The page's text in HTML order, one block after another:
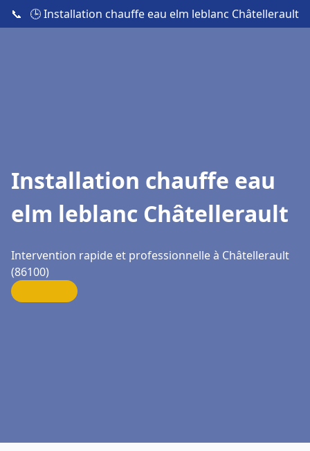
📞 🕒 Installation chauffe eau elm leblanc Châtellerault
Installation chauffe eau
elm leblanc Châtellerault
Intervention rapide et professionnelle à Châtellerault
(86100)